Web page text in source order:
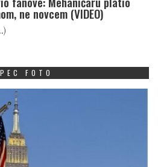
ne novcem (VIDEO)
FOTO